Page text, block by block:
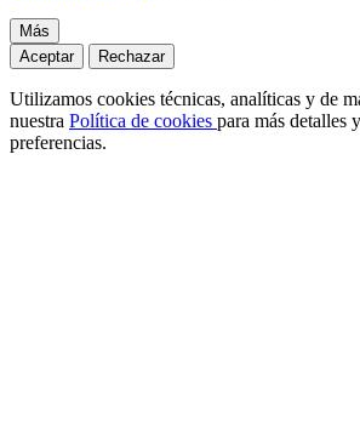
Más
Aceptar
Rechazar
Utilizamos cookies técnicas, analíticas y de
nuestra Política de cookies para más detalles
preferencias.